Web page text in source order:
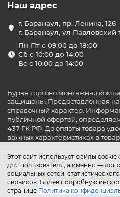
Этот сайт использует файлы
для пользователя, а именно —
социальных сетей,
сервисов. Более подробную
странице Политика
Наш адрес
г. Баранаул, пр. Ленина, 126
г. Баранаул, ул Павловский
Пн-Пт с 09:00 до 18:00
Сб с 10:00 до 14:00
Вс с 10:00 до 14:00
Буран торгово монтажная
защищены. Предоставленная
справочный характер.
публичной офертой,
437 ГК РФ. До оплаты товара
важных характеристиках в